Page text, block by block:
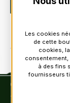
cmPrix à l'unité
Contact
Tel: +49 (0)6222-
Les cookies
de cette
cookies,
à des fins
fournisseurs